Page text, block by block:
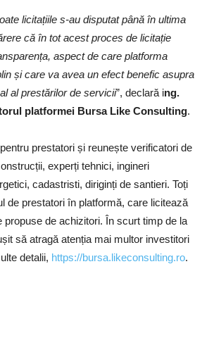
licitațiile s-au disputat până în ultima
că în tot acest proces de licitație
aspect de care platforma
și care va avea un efect benefic asupra
al prestărilor de servicii”, declară ing.
platformei Bursa Like Consulting.
prestatori și reunește verificatori de
experți tehnici, ingineri
cadastristi, diriginți de santieri. Toți
de prestatori în platformă, care licitează
propuse de achizitori. În scurt timp de la
să atragă atenția mai multor investitori
detalii, https://bursa.likeconsulting.ro.